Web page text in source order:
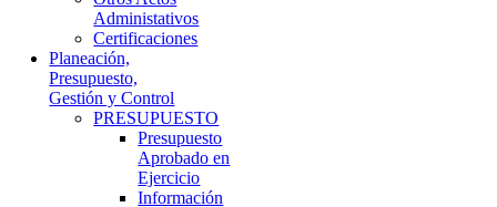
Administativos
Certificaciones
Planeación,
Presupuesto,
Gestión y Control
PRESUPUESTO
Presupuesto
Aprobado en
Ejercicio
Información